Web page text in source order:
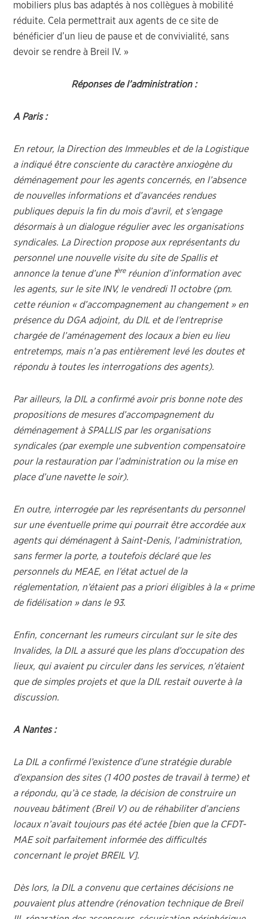
mobiliers plus bas adaptés à nos collègues à mobilité
réduite. Cela permettrait aux agents de ce site de
bénéficier d’un lieu de pause et de convivialité, sans
devoir se rendre à Breil IV. »
Réponses de l’administration :
A Paris :
En retour, la Direction des Immeubles et de la Logistique
a indiqué être consciente du caractère anxiogène du
déménagement pour les agents concernés, en l’absence
de nouvelles informations et d’avancées rendues
publiques depuis la fin du mois d’avril, et s’engage
désormais à un dialogue régulier avec les organisations
syndicales. La Direction propose aux représentants du
personnel une nouvelle visite du site de Spallis et
annonce la tenue d’une 1èreréunion d’information avec
les agents, sur le site INV, le vendredi 11 octobre (pm.
cette réunion « d’accompagnement au changement » en
présence du DGA adjoint, du DIL et de l’entreprise
chargée de l’aménagement des locaux a bien eu lieu
entretemps, mais n’a pas entièrement levé les doutes et
répondu à toutes les interrogations des agents).
Par ailleurs, la DIL a confirmé avoir pris bonne note des
propositions de mesures d’accompagnement du
déménagement à SPALLIS par les organisations
syndicales (par exemple une subvention compensatoire
pour la restauration par l’administration ou la mise en
place d’une navette le soir).
En outre, interrogée par les représentants du personnel
sur une éventuelle prime qui pourrait être accordée aux
agents qui déménagent à Saint-Denis, l’administration,
sans fermer la porte, a toutefois déclaré que les
personnels du MEAE, en l’état actuel de la
réglementation, n’étaient pas a priori éligibles à la « prime
de fidélisation » dans le 93.
Enfin, concernant les rumeurs circulant sur le site des
Invalides, la DIL a assuré que les plans d’occupation des
lieux, qui avaient pu circuler dans les services, n’étaient
que de simples projets et que la DIL restait ouverte à la
discussion.
A Nantes :
La DIL a confirmé l’existence d’une stratégie durable
d’expansion des sites (1 400 postes de travail à terme) et
a répondu, qu’à ce stade, la décision de construire un
nouveau bâtiment (Breil V) ou de réhabiliter d’anciens
locaux n’avait toujours pas été actée [bien que la CFDT-
MAE soit parfaitement informée des difficultés
concernant le projet BREIL V].
Dès lors, la DIL a convenu que certaines décisions ne
pouvaient plus attendre (rénovation technique de Breil